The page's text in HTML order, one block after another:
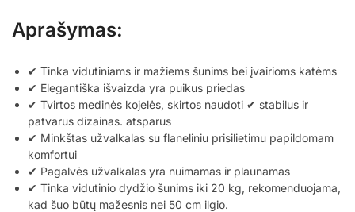
Aprašymas:
✔ Tinka vidutiniams ir mažiems šunims bei įvairioms katėms
✔ Elegantiška išvaizda yra puikus priedas
✔ Tvirtos medinės kojelės, skirtos naudoti ✔ stabilus ir
patvarus dizainas. atsparus
✔ Minkštas užvalkalas su flaneliniu prisilietimu papildomam
komfortui
✔ Pagalvės užvalkalas yra nuimamas ir plaunamas
✔ Tinka vidutinio dydžio šunims iki 20 kg, rekomenduojama,
kad šuo būtų mažesnis nei 50 cm ilgio.